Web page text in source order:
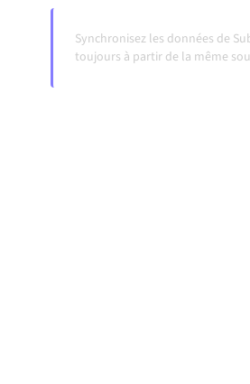
Synchronisez les données de
toujours à partir de la même